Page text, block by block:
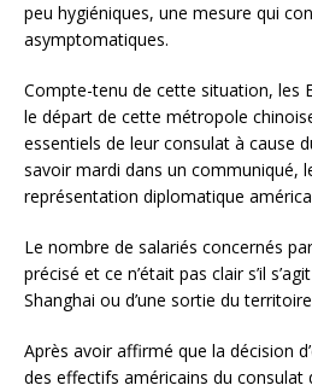
peu hygiéniques, une mesure qui
asymptomatiques.
Compte-tenu de cette situation, les
le départ de cette métropole
essentiels de leur consulat à cause
savoir mardi dans un communiqué,
représentation diplomatique
Le nombre de salariés concernés
précisé et ce n’était pas clair s’il
Shanghai ou d’une sortie du
Après avoir affirmé que la décision
des effectifs américains du consulat